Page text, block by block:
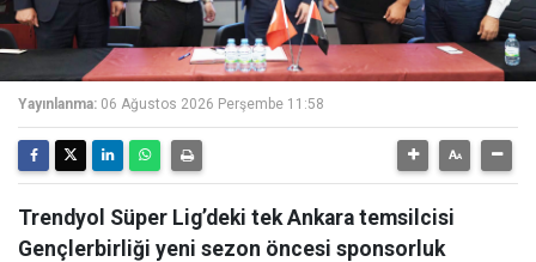
Yayınlanma: 06 Ağustos 2026 Perşembe 11:58
Trendyol Süper Lig’deki tek Ankara temsilcisi
Gençlerbirliği yeni sezon öncesi sponsorluk